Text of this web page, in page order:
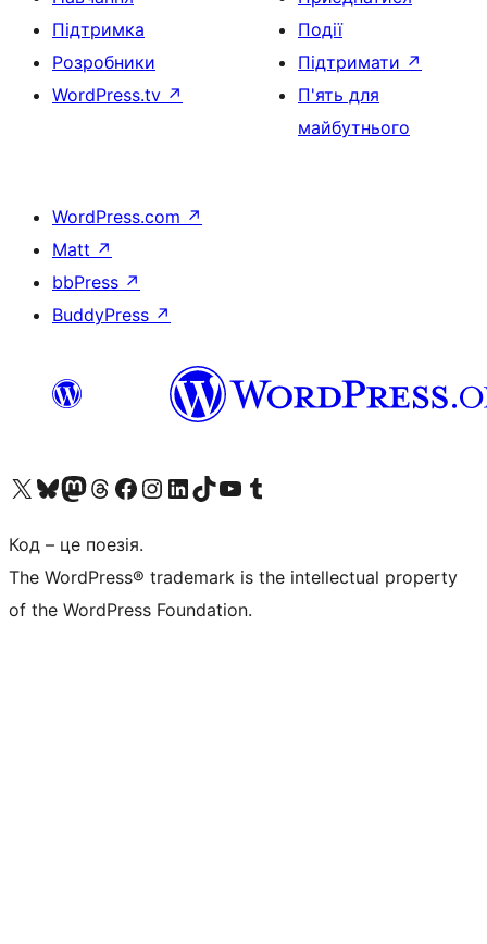
Підтримка
Розробники
WordPress.tv ↗
Події
Підтримати ↗
П'ять для
майбутнього
WordPress.com ↗
Matt ↗
bbPress ↗
BuddyPress ↗
Visit our X (formerly Twitter) account
Visit our Bluesky account
Завітайте до нашої стрічки в Mastodon
Visit our Threads account
Завітайте на нашу сторінку в Facebook
Visit our Instagram account
Visit our LinkedIn account
Visit our TikTok account
Visit our YouTube channel
Visit our Tumblr account
Код – це поезія.
The WordPress® trademark is the intellectual property
of the WordPress Foundation.